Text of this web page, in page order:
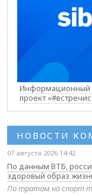
Информационный
проект
НОВОСТИ
07 августа 2026 14:42
По данным ВТБ,
здоровый образ
По тратам на спорт